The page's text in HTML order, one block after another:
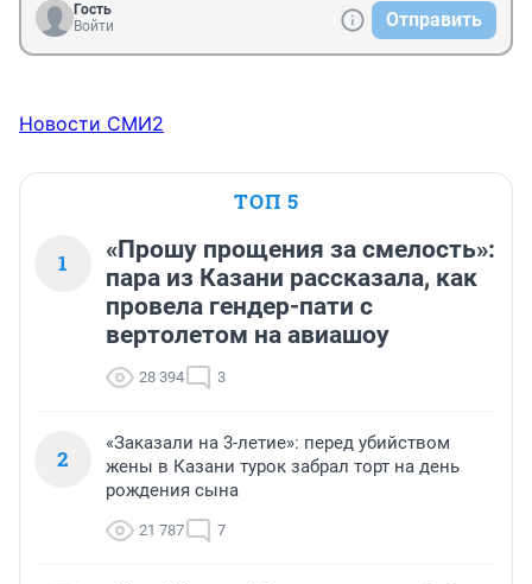
Гость
Войти
Отправить
Новости СМИ2
ТОП 5
1
«Прошу прощения за смелость»:
пара из Казани рассказала, как
провела гендер-пати с
вертолетом на авиашоу
28 394 3
2
«Заказали на 3-летие»: перед убийством
жены в Казани турок забрал торт на день
рождения сына
21 787 7